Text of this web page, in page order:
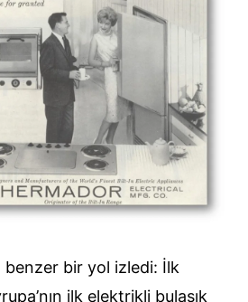
benzer bir yol izledi: İlk
ilk elektrikli bulaşık